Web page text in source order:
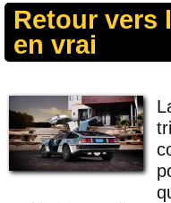
Retour vers
en vrai